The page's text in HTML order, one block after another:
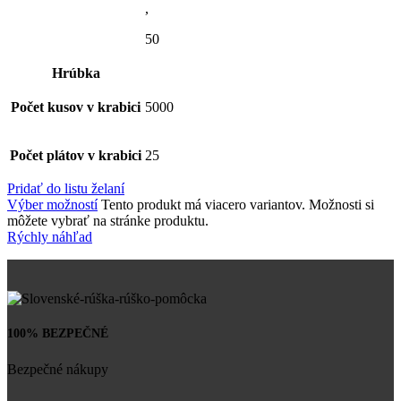
,
50
Hrúbka
Počet kusov v krabici 5000
Počet plátov v krabici 25
Pridať do listu želaní
Výber možností Tento produkt má viacero variantov. Možnosti si
môžete vybrať na stránke produktu.
Rýchly náhľad
100% BEZPEČNÉ
Bezpečné nákupy